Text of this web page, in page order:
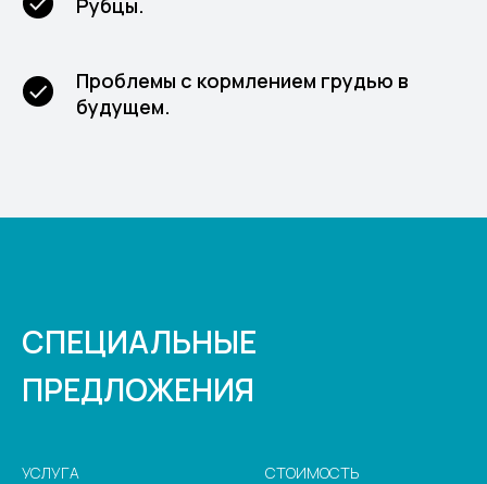
Рубцы.
Проблемы с кормлением грудью в
будущем.
СПЕЦИАЛЬНЫЕ
ПРЕДЛОЖЕНИЯ
УСЛУГА СТОИМОСТЬ